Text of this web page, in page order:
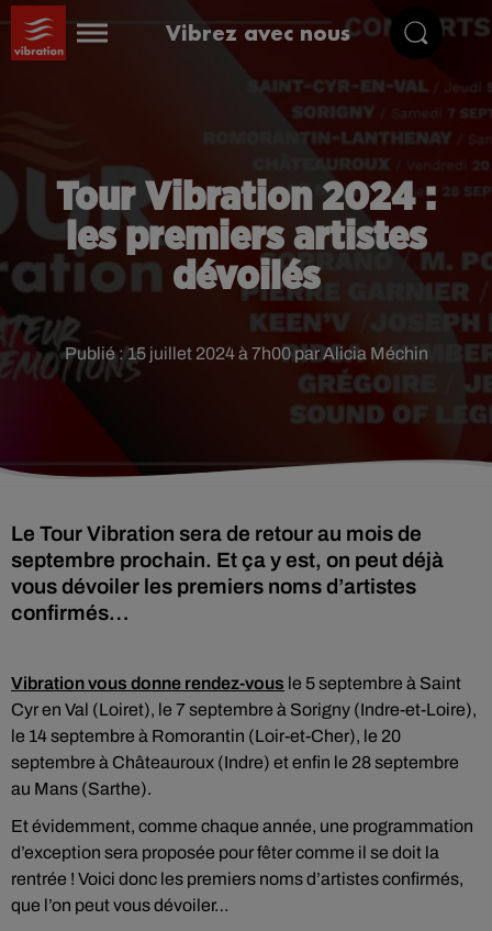
Vibrez avec nous
Tour Vibration 2024 :
les premiers artistes
dévoilés
Publié : 15 juillet 2024 à 7h00 par Alicia Méchin
Le Tour Vibration sera de retour au mois de
septembre prochain. Et ça y est, on peut déjà
vous dévoiler les premiers noms d’artistes
confirmés…
Vibration vous donne rendez-vous le 5 septembre à Saint
Cyr en Val (Loiret), le 7 septembre à Sorigny (Indre-et-Loire),
le 14 septembre à Romorantin (Loir-et-Cher), le 20
septembre à Châteauroux (Indre) et enfin le 28 septembre
au Mans (Sarthe).
Et évidemment, comme chaque année, une programmation
d’exception sera proposée pour fêter comme il se doit la
rentrée ! Voici donc les premiers noms d’artistes confirmés,
que l’on peut vous dévoiler…